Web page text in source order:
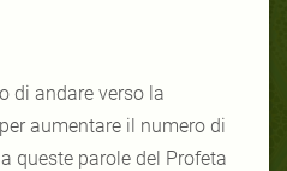
di andare verso la
aumentare il numero di
queste parole del Profeta